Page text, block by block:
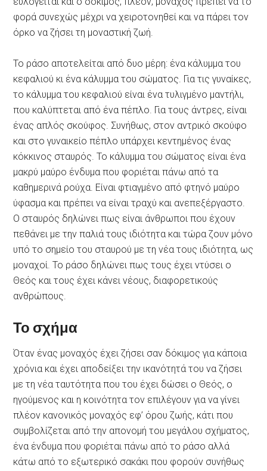
φορά συνεχώς μέχρι να χειροτονηθεί και να πάρει τον
όρκο να ζήσει τη μοναστική ζωή.
Το ράσο αποτελείται από δυο μέρη: ένα κάλυμμα του
κεφαλιού κι ένα κάλυμμα του σώματος. Για τις γυναίκες,
το κάλυμμα του κεφαλιού είναι ένα τυλιγμένο μαντήλι,
που καλύπτεται από ένα πέπλο. Για τους άντρες, είναι
ένας απλός σκούφος. Συνήθως, στον αντρικό σκούφο
και στο γυναικείο πέπλο υπάρχει κεντημένος ένας
κόκκινος σταυρός. Το κάλυμμα του σώματος είναι ένα
μακρύ μαύρο ένδυμα που φοριέται πάνω από τα
καθημερινά ρούχα. Είναι φτιαγμένο από φτηνό μαύρο
ύφασμα και πρέπει να είναι τραχύ και ανεπεξέργαστο.
Ο σταυρός δηλώνει πως είναι άνθρωποι που έχουν
πεθάνει με την παλιά τους ιδιότητα και τώρα ζουν μόνο
υπό το σημείο του σταυρού με τη νέα τους ιδιότητα, ως
μοναχοί. Το ράσο δηλώνει πως τους έχει ντύσει ο
Θεός και τους έχει κάνει νέους, διαφορετικούς
ανθρώπους.
Το σχήμα
Όταν ένας μοναχός έχει ζήσει σαν δόκιμος για κάποια
χρόνια και έχει αποδείξει την ικανότητά του να ζήσει
με τη νέα ταυτότητα που του έχει δώσει ο Θεός, ο
ηγούμενος και η κοινότητα τον επιλέγουν για να γίνει
πλέον κανονικός μοναχός εφ’ όρου ζωής, κάτι που
συμβολίζεται από την απονομή του μεγάλου σχήματος,
ένα ένδυμα που φοριέται πάνω από το ράσο αλλά
κάτω από το εξωτερικό σακάκι που φορούν συνήθως